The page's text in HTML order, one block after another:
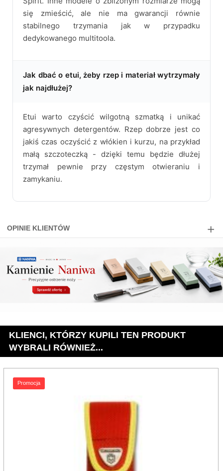
się zmieścić, ale nie ma gwarancji równie
stabilnego trzymania jak w przypadku
dedykowanego multitoola.
Jak dbać o etui, żeby rzep i materiał wytrzymały
jak najdłużej?
Etui warto czyścić wilgotną szmatką i unikać
agresywnych detergentów. Rzep dobrze jest co
jakiś czas oczyścić z włókien i kurzu, na przykład
małą szczoteczką - dzięki temu będzie dłużej
trzymał pewnie przy częstym otwieraniu i
zamykaniu.
OPINIE KLIENTÓW
KLIENCI, KTÓRZY KUPILI TEN PRODUKT
WYBRALI RÓWNIEŻ...
Promocja